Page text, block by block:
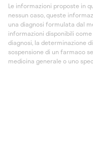
Le informazioni proposte in
nessun caso, queste
una diagnosi formulata dal
informazioni disponibili
diagnosi, la determinazione
sospensione di un farmaco
medicina generale o uno